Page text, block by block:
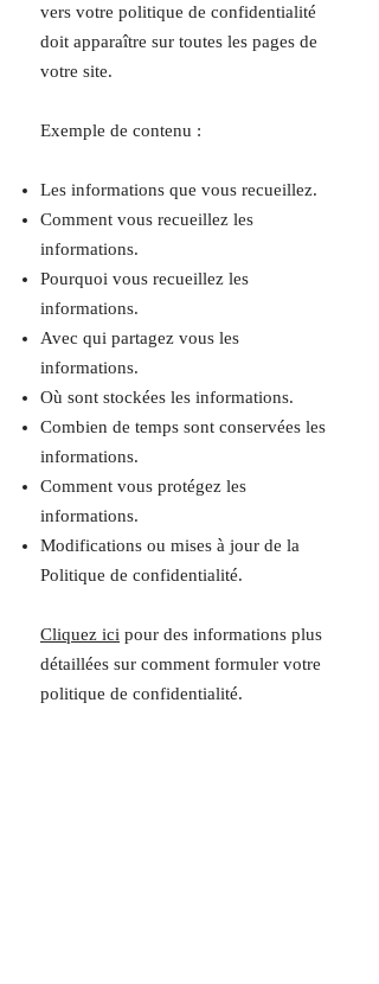
vers votre politique de confidentialité
doit apparaître sur toutes les pages de
votre site.
Exemple de contenu :
Les informations que vous recueillez.
Comment vous recueillez les
informations.
Pourquoi vous recueillez les
informations.
Avec qui partagez vous les
informations.
Où sont stockées les informations.
Combien de temps sont conservées les
informations.
Comment vous protégez les
informations.
Modifications ou mises à jour de la
Politique de confidentialité.
Cliquez ici pour des informations plus
détaillées sur comment formuler votre
politique de confidentialité.